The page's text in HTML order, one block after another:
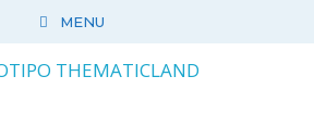
MENU